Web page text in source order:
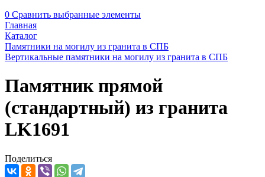
0 Сравнить выбранные элементы
Главная
Каталог
Памятники на могилу из гранита в СПБ
Вертикальные памятники на могилу из гранита в СПБ
Памятник прямой
(стандартный) из гранита
LK1691
Поделиться